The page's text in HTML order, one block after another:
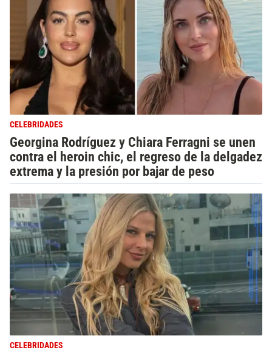
CELEBRIDADES
Georgina Rodríguez y Chiara Ferragni se unen
contra el heroin chic, el regreso de la delgadez
extrema y la presión por bajar de peso
CELEBRIDADES